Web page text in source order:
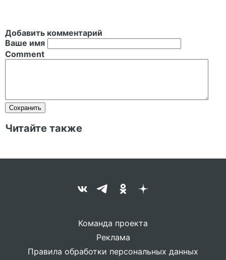
Добавить комментарий
Ваше имя
Comment
Читайте также
Команда проекта
Реклама
Правила обработки персональных данных